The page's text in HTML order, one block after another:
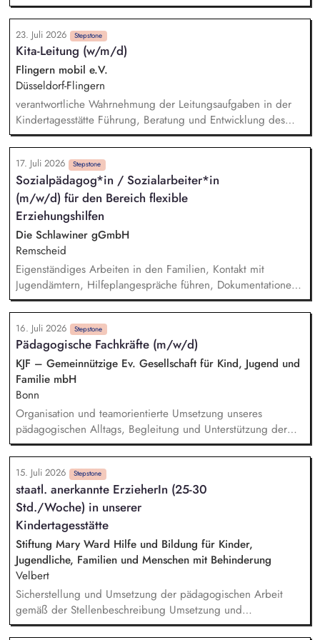
Vermittlung bei Konflikten und Unterstützung bei
Klärungsprozessen. Konzeption und Durchführung von
Schulungen und Sensibilisierungsformaten. Mitwirkung an der
Weiterentwicklung von Leitlinien, Verhaltenskodizes und dem
Meldesystem. Förderung einer offenen Feedback- und
Beschwerdekultur innerhalb der Organisation.
23. Juli 2026 Stepstone
Kita-Leitung (w/m/d)
Flingern mobil e.V.
Düsseldorf-Flingern
verantwortliche Wahrnehmung der Leitungsaufgaben in der
Kindertagesstätte Führung, Beratung und Entwicklung des
Personals in pädagogischen und organisatorischen Fragen
Fachkenntnisse und Sensibilität in Sachen des Kindeswohls
und Kindesschutzes Budgetverantwortung und -steuerung
Umsetzung des im Kinderbildungsgesetz genannten
Erziehungs- und Bildungsauftrages Mitverantwortung für
Einstellungs- und Bewerbungsverfahren enge Zusammenarbeit
mit den Eltern im Rahmen der Erziehungspartnerschaft
17. Juli 2026 Stepstone
Sozialpädagog*in / Sozialarbeiter*in
(m/w/d) für den Bereich flexible
Erziehungshilfen
Die Schlawiner gGmbH
Remscheid
Eigenständiges Arbeiten in den Familien, Kontakt mit
Jugendämtern, Hilfeplangespräche führen, Dokumentationen
und Berichte verfassen, Teilnahme an Teamsitzungen und
Supervision
16. Juli 2026 Stepstone
Pädagogische Fachkräfte (m/w/d)
KJF – Gemeinnützige Ev. Gesellschaft für Kind, Jugend und
Familie mbH
Bonn
Organisation und teamorientierte Umsetzung unseres
pädagogischen Alltags, Begleitung und Unterstützung der
Kinder in ihrer Entwicklung, Mitgestaltung unserer offen
gestalteten Pädagogik, Sorge für die Einhaltung der
Kinderrechte, Engagierte Gestaltung und Umsetzung von
pädagogischen Angeboten in vertrauensvoller
Zusammenarbeit mit den Kolleg*innen
15. Juli 2026 Stepstone
staatl. anerkannte ErzieherIn (25-30
Std./Woche) in unserer
Kindertagesstätte
Stiftung Mary Ward Hilfe und Bildung für Kinder,
Jugendliche, Familien und Menschen mit Behinderung
Velbert
Sicherstellung und Umsetzung der pädagogischen Arbeit
gemäß der Stellenbeschreibung Umsetzung und
Weiterentwicklung der pädagogischen Konzeption